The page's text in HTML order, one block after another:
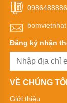
Thương
hiệu
bơm
hóa
chất
Bơm
răng
0986488886
Đăng ký nhận
VỀ CHÚNG TÔI
Giới thiệu